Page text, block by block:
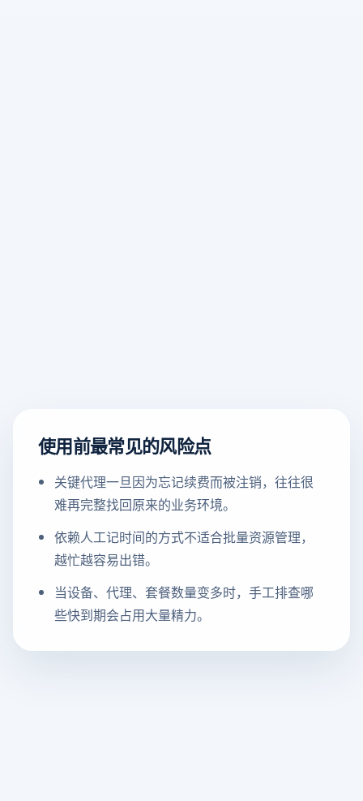
使用前最常见的风险点
关键代理一旦因为忘记续费而被注销，往往很
难再完整找回原来的业务环境。
依赖人工记时间的方式不适合批量资源管理，
越忙越容易出错。
当设备、代理、套餐数量变多时，手工排查哪
些快到期会占用大量精力。